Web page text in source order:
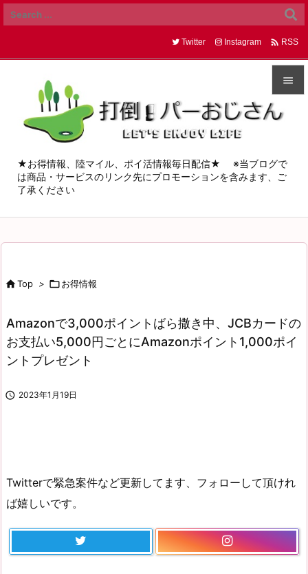


メニュ
サイド


Twitter Instagram  RSS
★お得情報、陸マイル、ポイ活情報毎日配信★ ※当ブログで
は商品・サービスのリンク先にプロモーションを含みます、ご
了承ください
Top > お得情報
Amazonで3,000ポイントばら撒き中、JCBカードの
お支払い5,000円ごとにAmazonポイント1,000ポイ
ントプレゼント
 2023年1月19日
Twitterで緊急案件など更新してます、フォローして頂けれ
ば嬉しいです。